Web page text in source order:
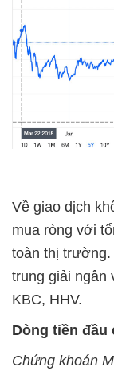
Về giao dịch
mua ròng với
toàn thị
trung giải ngân
KBC, HHV.
Dòng tiền
Chứng khoán